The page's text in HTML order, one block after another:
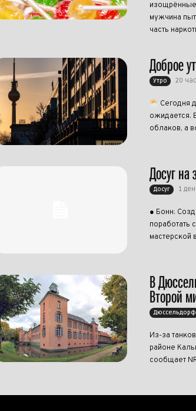
мужчина
часть
Доброе
Утро 20
Сегодня
ожидается.
облаков, а
Досуг на
Досуг 1
● Бонн:
поработать
мастерской
В
Второй
Дюссельдорф
Из-за
районе
сообщает